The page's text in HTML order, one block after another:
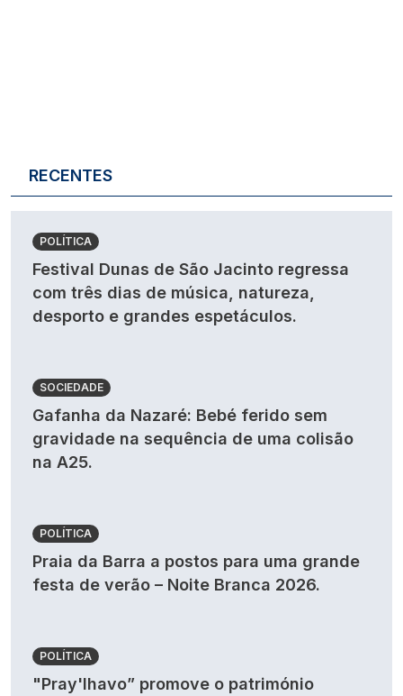
RECENTES
POLÍTICA
Festival Dunas de São Jacinto regressa
com três dias de música, natureza,
desporto e grandes espetáculos.
SOCIEDADE
Gafanha da Nazaré: Bebé ferido sem
gravidade na sequência de uma colisão
na A25.
POLÍTICA
Praia da Barra a postos para uma grande
festa de verão – Noite Branca 2026.
POLÍTICA
"Pray'lhavo” promove o património